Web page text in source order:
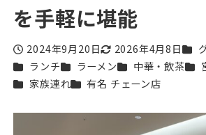
を手軽に堪能
投稿日
2024年9月20日
更新日
2026年4月8日カテ
カテゴリー
ランチカテゴリー
ラーメンカテゴリー
中華・飲茶カ
カテゴリー
家族連れカテゴリー
有名 チェーン店